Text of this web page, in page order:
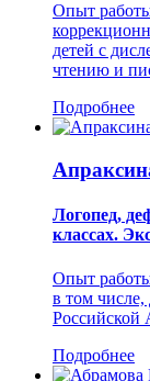
Опыт
детей с
чтению и
Подробнее
Логопед,
классах.
Опыт
в том
Российской
Подробнее